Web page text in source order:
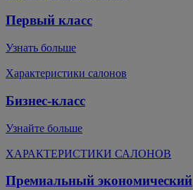
Первый класс
Узнать больше
Характеристики салонов
Бизнес-класс
Узнайте больше
ХАРАКТЕРИСТИКИ САЛОНОВ
Премиальный экономический